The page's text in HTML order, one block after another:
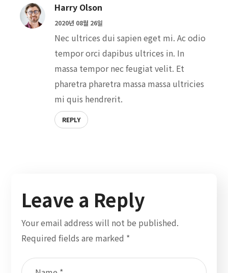
Harry Olson
2020년 08월 26일
Nec ultrices dui sapien eget mi. Ac odio
tempor orci dapibus ultrices in. In
massa tempor nec feugiat velit. Et
pharetra pharetra massa massa ultricies
mi quis hendrerit.
REPLY
Leave a Reply
Your email address will not be published.
Required fields are marked *